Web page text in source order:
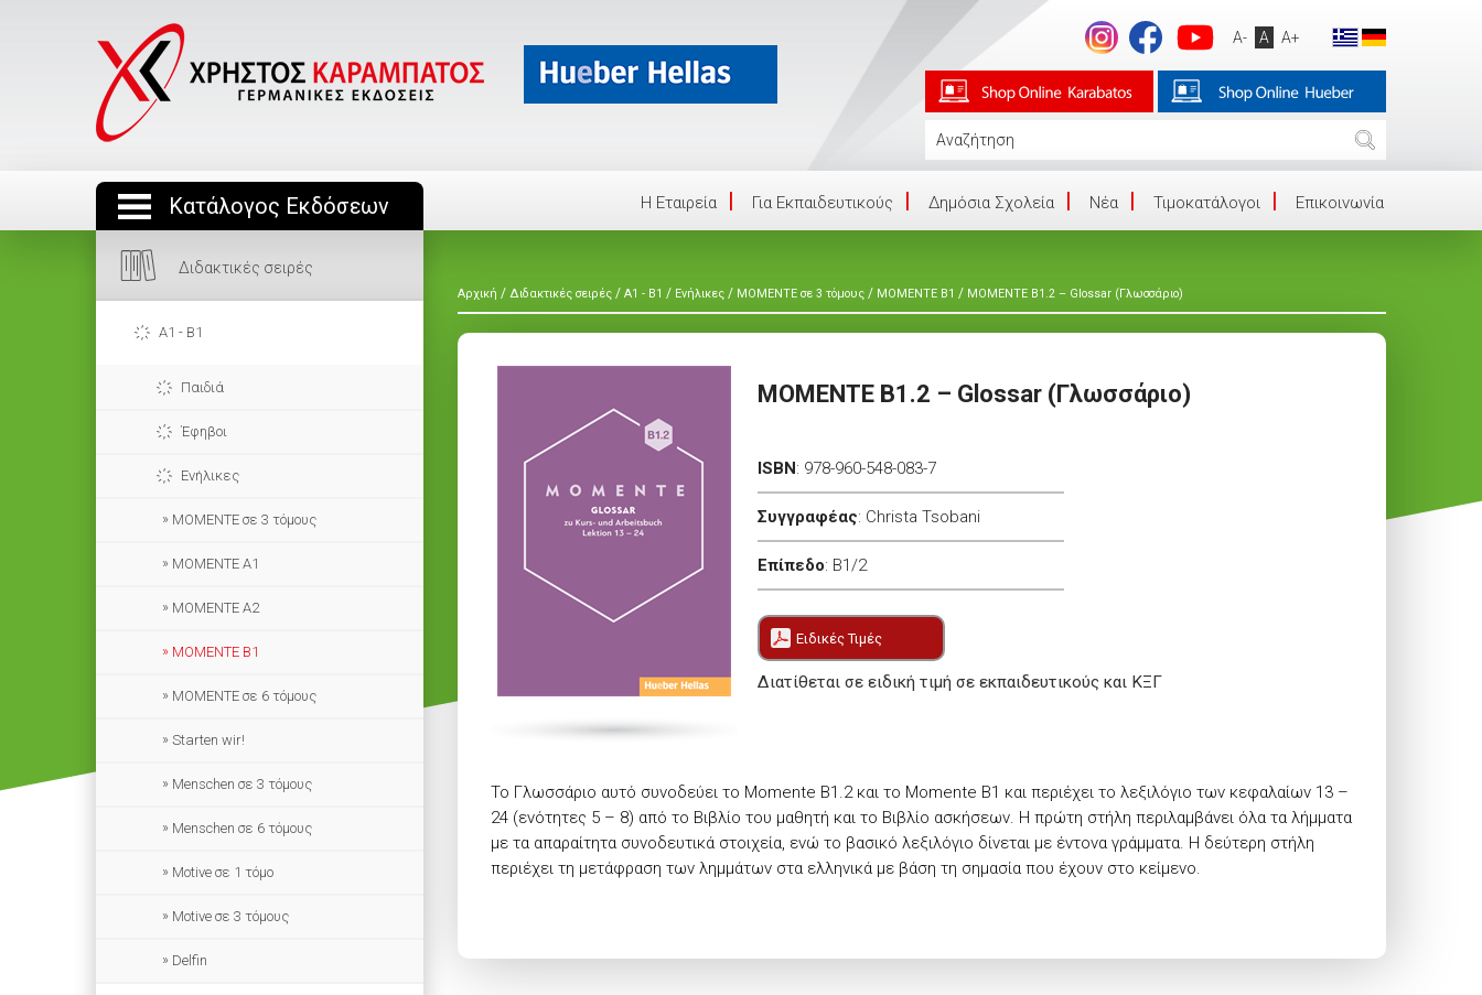
A- A A+
Κατάλογος Εκδόσεων Η Eταιρεία Για Εκπαιδευτικούς Δημόσια Σχολεία Νέα Τιμοκατάλογοι Επικοινωνία
Διδακτικές σειρές
A1 - B1
Παιδιά
Έφηβοι
Ενήλικες
ΜΟΜΕΝΤΕ σε 3 τόμους
MOMENTE A1
MOMENTE A2
MOMENTE B1
MOMENTE σε 6 τόμους
Starten wir!
Menschen σε 3 τόμους
Menschen σε 6 τόμους
Motive σε 1 τόμο
Motive σε 3 τόμους
Delfin
Αρχική / Διδακτικές σειρές / A1 - B1 / Ενήλικες / ΜΟΜΕΝΤΕ σε 3 τόμους / MOMENTE B1 / MOMENTE B1.2 – Glossar (Γλωσσάριο)
MOMENTE B1.2 – Glossar (Γλωσσάριο)
ISBN: 978-960-548-083-7
Συγγραφέας: Christa Tsobani
Επίπεδο: B1/2
Ειδικές Τιμές
Διατίθεται σε ειδική τιμή σε εκπαιδευτικούς και ΚΞΓ
Το Γλωσσάριο αυτό συνοδεύει το Momente B1.2 και το Momente B1 και περιέχει το λεξιλόγιο των κεφαλαίων 13 –
24 (ενότητες 5 – 8) από το Βιβλίο του μαθητή και το Βιβλίο ασκήσεων. Η πρώτη στήλη περιλαμβάνει όλα τα λήμματα
με τα απαραίτητα συνοδευτικά στοιχεία, ενώ το βασικό λεξιλόγιο δίνεται με έντονα γράμματα. Η δεύτερη στήλη
περιέχει τη μετάφραση των λημμάτων στα ελληνικά με βάση τη σημασία που έχουν στο κείμενο.